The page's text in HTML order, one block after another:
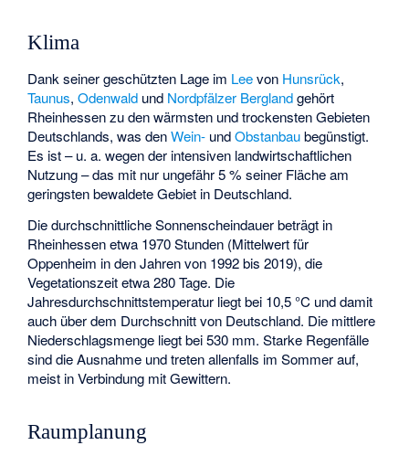
Klima
Dank seiner geschützten Lage im Leevon Hunsrück,
Taunus,Odenwald und Nordpfälzer Berglandgehört
Rheinhessen zu den wärmsten und trockensten Gebieten
Deutschlands, was denWein- undObstanbaubegünstigt.
Es ist – u. a. wegen der intensiven landwirtschaftlichen
Nutzung – das mit nur ungefähr 5 % seiner Fläche am
geringsten bewaldete Gebiet in Deutschland.
Die durchschnittliche Sonnenscheindauer beträgt in
Rheinhessen etwa 1970 Stunden (Mittelwert für
Oppenheim in den Jahren von 1992 bis 2019), die
Vegetationszeit etwa 280 Tage. Die
Jahresdurchschnittstemperatur liegt bei 10,5 °C und damit
auch über dem Durchschnitt von Deutschland. Die mittlere
Niederschlagsmenge liegt bei 530 mm. Starke Regenfälle
sind die Ausnahme und treten allenfalls im Sommer auf,
meist in Verbindung mit Gewittern.
Raumplanung